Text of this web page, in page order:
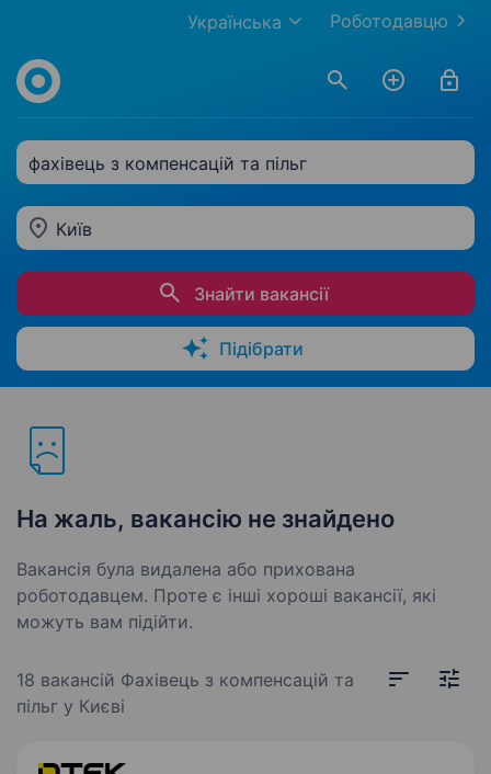
Роботодавцю
Українська
фахівець з компенсацій та пільг
Київ
Знайти вакансії
Підібрати
На жаль, вакансію не знайдено
Вакансія була видалена або прихована
роботодавцем. Проте є інші хороші вакансії, які
можуть вам підійти.
18 вакансій Фахівець з компенсацій та
пільг у Києві